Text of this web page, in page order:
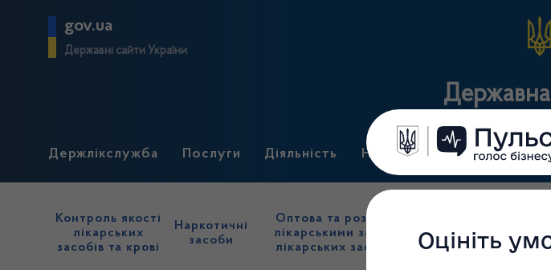
gov.ua
Державні сайти України
Держлікслужба Послуги Діяльність Нормативні документи
Контроль якості
лікарських
засобів та крові
Наркотичні
засоби
Оптова та роздрібна торгівля
лікарськими засобами, імпорт
лікарських засобів (крім АФІ)
нагляд